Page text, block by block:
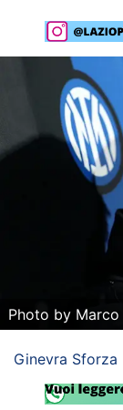
Rassegna
Social
Calcio
Serie A
Europa
Formula 1
Tennis
Vela
Photo by
Ginevra Sforza